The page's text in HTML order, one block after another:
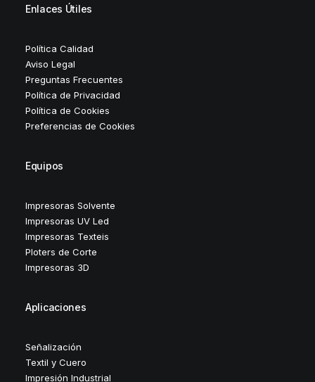
Enlaces Útiles
Política Calidad
Aviso Legal
Preguntas Frecuentes
Política de Privacidad
Política de Cookies
Preferencias de Cookies
Equipos
Impresoras Solvente
Impresoras UV Led
Impresoras Texteis
Ploters de Corte
Impresoras 3D
Aplicaciones
Señalización
Textil y Cuero
Impresión Industrial